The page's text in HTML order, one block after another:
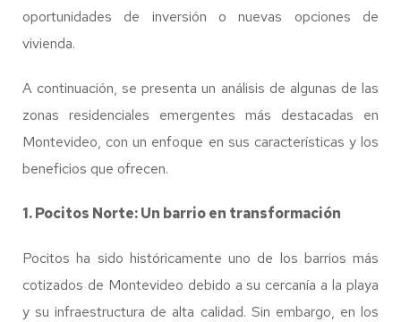
oportunidades de inversión o nuevas opciones de
vivienda.
A continuación, se presenta un análisis de algunas de las
zonas residenciales emergentes más destacadas en
Montevideo, con un enfoque en sus características y los
beneficios que ofrecen.
1. Pocitos Norte: Un barrio en transformación
Pocitos ha sido históricamente uno de los barrios más
cotizados de Montevideo debido a su cercanía a la playa
y su infraestructura de alta calidad. Sin embargo, en los